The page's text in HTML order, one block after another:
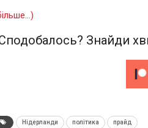
Знайди
Нідерланди політика прайд